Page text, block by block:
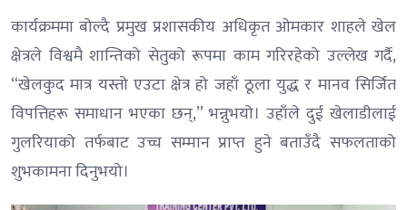
कार्यक्रममा बोल्दै प्रमुख प्रशासकीय अधिकृत ओमकार शाहले खेल
क्षेत्रले विश्वमै शान्तिको सेतुको रूपमा काम गरिरहेको उल्लेख गर्दै,
“खेलकुद मात्र यस्तो एउटा क्षेत्र हो जहाँ ठूला युद्ध र मानव सिर्जित
विपत्तिहरू समाधान भएका छन्,” भन्नुभयो। उहाँले दुई खेलाडीलाई
गुलरियाको तर्फबाट उच्च सम्मान प्राप्त हुने बताउँदै सफलताको
शुभकामना दिनुभयो।